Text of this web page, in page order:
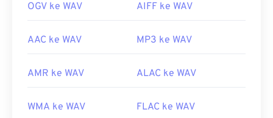
OGV ke WAV AIFF ke WAV
AAC ke WAV MP3 ke WAV
AMR ke WAV ALAC ke WAV
WMA ke WAV FLAC ke WAV